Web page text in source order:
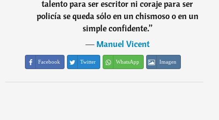
talento para ser escritor ni coraje para ser
policía se queda sólo en un chismoso o en un
simple confidente.”
―Manuel Vicent
Facebook Twitter WhatsApp Imagen